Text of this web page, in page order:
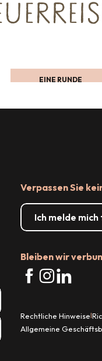
EINE RUNDE
Shopping
Verpassen Sie
Ich melde
Bleiben wir
Rechtliche Hinweise|
Allgemeine